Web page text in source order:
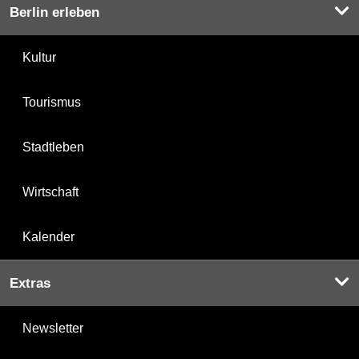
Berlin erleben
Kultur
Tourismus
Stadtleben
Wirtschaft
Kalender
Extras
Newsletter